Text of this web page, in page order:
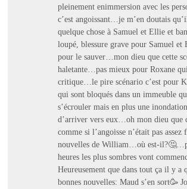
pleinement enimmersion avec les
c’est angoissant…je m’en doutais
quelque chose à Samuel et Ellie et
loupé, blessure grave pour Samuel
pour le sauver…mon dieu que cette
haletante…pas mieux pour Roxane
critique…le pire scénario c’est pour
qui sont bloqués dans un immeuble
s’écrouler mais en plus une
d’arriver vers eux…oh mon dieu que
comme si l’angoisse n’était pas assez
nouvelles de William…où est-
heures les plus sombres vont
Heureusement que dans tout ça il y a
bonnes nouvelles: Maud s’en sort🥳